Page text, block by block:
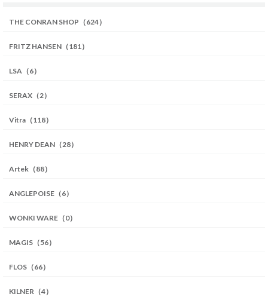
THE CONRAN SHOP（624）
FRITZ HANSEN（181）
LSA（6）
SERAX（2）
Vitra（118）
HENRY DEAN（28）
Artek（88）
ANGLEPOISE（6）
WONKI WARE（0）
MAGIS（56）
FLOS（66）
KILNER（4）